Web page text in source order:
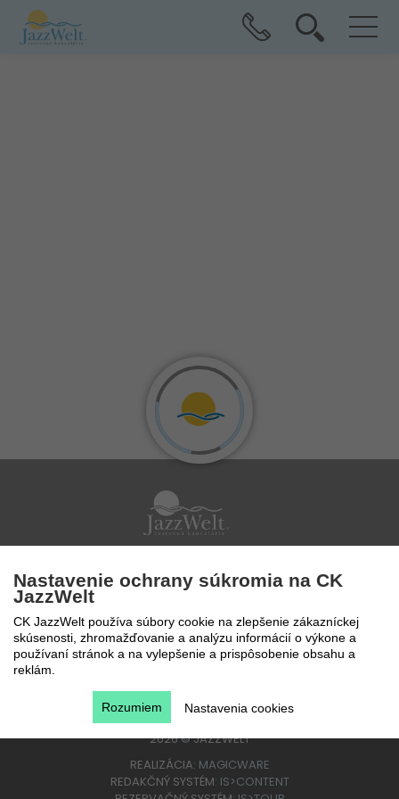
Po - Pi 9 - 17 hod
0850 777 888
2026©JAZZWELT
REALIZÁCIA: MAGICWARE
REDAKČNÝ SYSTÉM: IS>CONTENT
Nastavenie ochrany súkromia na CK
JazzWelt
CK JazzWelt používa súbory cookie na zlepšenie zákazníckej
skúsenosti, zhromažďovanie a analýzu informácií o výkone a
používaní stránok a na vylepšenie a prispôsobenie obsahu a
reklám.
Nastavenia cookies
Rozumiem